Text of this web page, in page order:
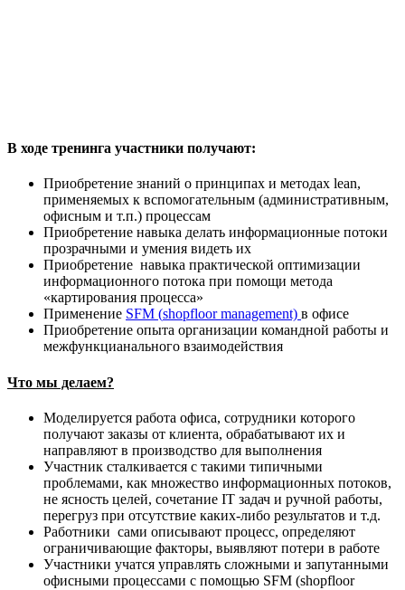
В ходе тренинга участники получают:
Приобретение знаний о принципах и методах lean,
применяемых к вспомогательным (административным,
офисным и т.п.) процессам
Приобретение навыка делать информационные потоки
прозрачными и умения видеть их
Приобретение навыка практической оптимизации
информационного потока при помощи метода
«картирования процесса»
Применение SFM (shopfloormanagement) в офисе
Приобретение опыта организации командной работы и
межфункцианального взаимодействия
Что мы делаем?
Моделируется работа офиса, сотрудники которого
получают заказы от клиента, обрабатывают их и
направляют в производство для выполнения
Участник сталкивается с такими типичными
проблемами, как множество информационных потоков,
не ясность целей, сочетание IT задач и ручной работы,
перегруз при отсутствие каких-либо результатов и т.д.
Работники сами описывают процесс, определяют
ограничивающие факторы, выявляют потери в работе
Участники учатся управлять сложными и запутанными
офисными процессами с помощью SFM (shopfloor